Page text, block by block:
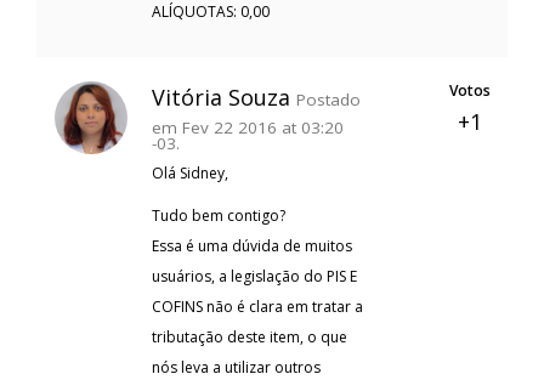
ALÍQUOTAS: 0,00
Vitória Souza Postado
em Fev 22 2016 at 03:20
-03.
Olá Sidney,
Tudo bem contigo?
Essa é uma dúvida de muitos
usuários, a legislação do PIS E
COFINS não é clara em tratar a
tributação deste item, o que
nós leva a utilizar outros
Votos
+1